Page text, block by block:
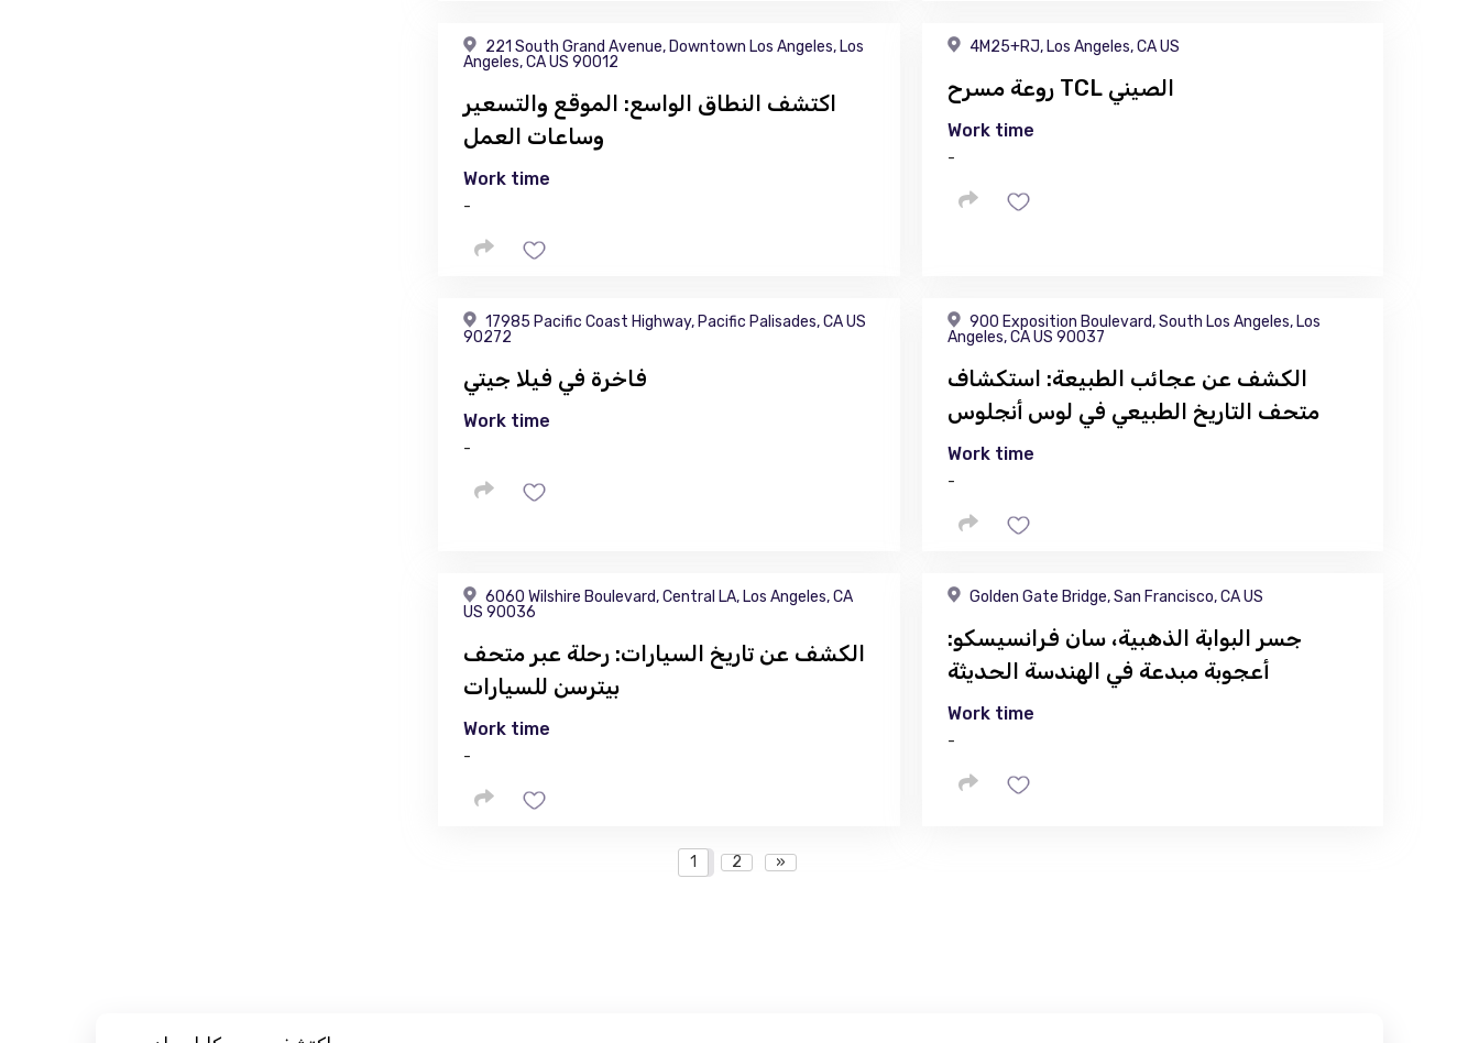
221 South Grand Avenue, Downtown Los Angeles, Los
Angeles, CA US 90012
اكتشف النطاق الواسع: الموقع والتسعير
وساعات العمل
Work time
-
4M25+RJ, Los Angeles, CA US
روعة مسرح TCL الصيني
Work time
-
17985 Pacific Coast Highway, Pacific Palisades, CA US
90272
فاخرة في فيلا جيتي
Work time
-
900 Exposition Boulevard, South Los Angeles, Los
Angeles, CA US 90037
الكشف عن عجائب الطبيعة: استكشاف
متحف التاريخ الطبيعي في لوس أنجلوس
Work time
-
6060 Wilshire Boulevard, Central LA, Los Angeles, CA
US 90036
الكشف عن تاريخ السيارات: رحلة عبر متحف
بيترسن للسيارات
Work time
-
Golden Gate Bridge, San Francisco, CA US
جسر البوابة الذهبية، سان فرانسيسكو:
أعجوبة مبدعة في الهندسة الحديثة
Work time
-
1 2 »